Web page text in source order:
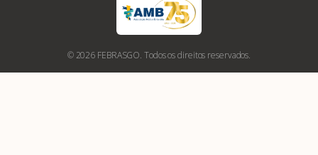
© 2026 FEBRASGO. Todos os direitos reservados.